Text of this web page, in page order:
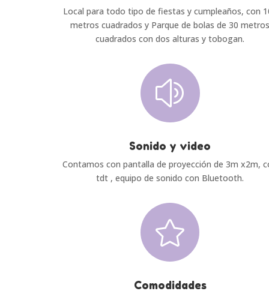
Local para todo tipo de fiestas y cumpleaños, con
metros cuadrados y Parque de bolas de 30
cuadrados con dos alturas y tobogan.
z
Sonido y video
Contamos con pantalla de proyección de 3m x2m,
tdt , equipo de sonido con Bluetooth.

Comodidades